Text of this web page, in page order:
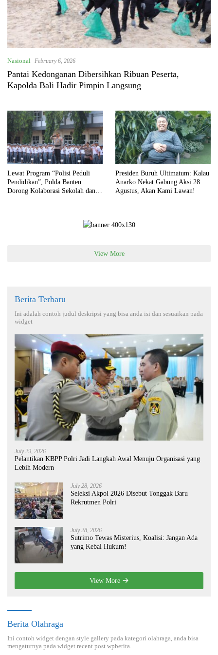
Nasional February 6, 2026
Pantai Kedonganan Dibersihkan Ribuan Peserta,
Kapolda Bali Hadir Pimpin Langsung
Lewat Program “Polisi Peduli
Pendidikan”, Polda Banten
Dorong Kolaborasi Sekolah dan
Presiden Buruh Ultimatum: Kalau
Anarko Nekat Gabung Aksi 28
Agustus, Akan Kami Lawan!
View More
Berita Terbaru
Ini adalah contoh judul deskripsi yang bisa anda isi dan sesuaikan pada
widget
July 29, 2026
Pelantikan KBPP Polri Jadi Langkah Awal Menuju Organisasi yang
Lebih Modern
July 28, 2026
Seleksi Akpol 2026 Disebut Tonggak Baru
Rekrutmen Polri
July 28, 2026
Sutrimo Tewas Misterius, Koalisi: Jangan Ada
yang Kebal Hukum!
View More
Berita Olahraga
Ini contoh widget dengan style gallery pada kategori olahraga, anda bisa
mengaturnya pada widget recent post wpberita.